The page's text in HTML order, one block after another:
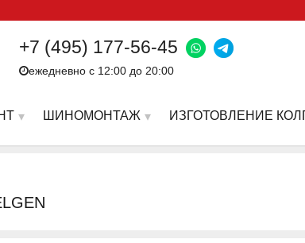
+7 (495) 177-56-45
ежедневно с 12:00 до 20:00
ШИНОМОНТАЖ ИЗГОТОВЛЕНИЕ